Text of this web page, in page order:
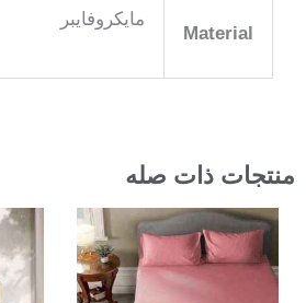
Material
مايكروفايبر
منتجات ذات صله